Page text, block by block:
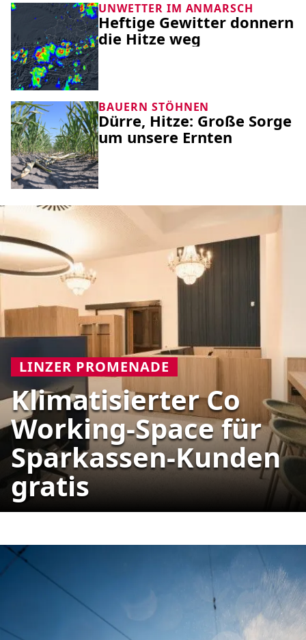
UNWETTER IM ANMARSCH
Heftige Gewitter donnern
die Hitze weg
BAUERN STÖHNEN
Dürre, Hitze: Große Sorge
um unsere Ernten
LINZER PROMENADE
Klimatisierter Co
Working-Space für
Sparkassen-Kunden
gratis